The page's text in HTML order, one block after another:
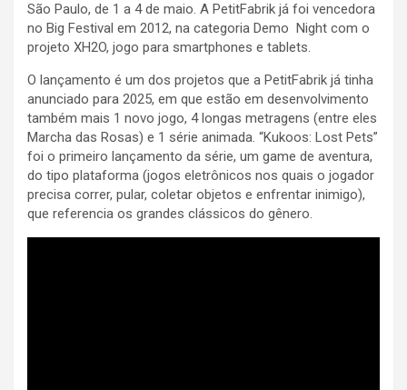
São Paulo, de 1 a 4 de maio. A PetitFabrik já foi vencedora
no Big Festival em 2012, na categoria Demo Night com o
projeto XH2O, jogo para smartphones e tablets.
O lançamento é um dos projetos que a PetitFabrik já tinha
anunciado para 2025, em que estão em desenvolvimento
também mais 1 novo jogo, 4 longas metragens (entre eles
Marcha das Rosas) e 1 série animada. “Kukoos: Lost Pets”
foi o primeiro lançamento da série, um game de aventura,
do tipo plataforma (jogos eletrônicos nos quais o jogador
precisa correr, pular, coletar objetos e enfrentar inimigo),
que referencia os grandes clássicos do gênero.